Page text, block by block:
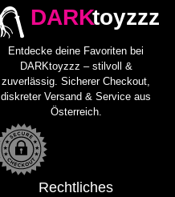
DARKtoyzzz
Entdecke deine Favoriten bei
DARKtoyzzz – stilvoll &
zuverlässig. Sicherer Checkout,
diskreter Versand & Service aus
Österreich.
Rechtliches